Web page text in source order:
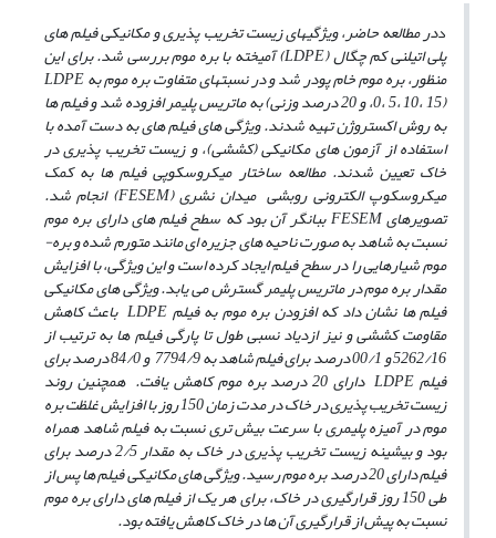
ددر مطالعه حاضر، ویژگی­های زیست ­تخریب ­پذیری و مکانیکی فیلم­ های
پلی ­اتیلنی کم چگال (LDPE) آمیخته با بره ­موم بررسی شد. برای این
منظور، بره ­موم خام پودر شد و در نسبت­های متفاوت بره­ موم به LDPE
(0، 5، 10، 15، و 20 درصد وزنی) به ماتریس پلیمر افزوده شد و فیلم­ ها
به روش اکستروژن تهیه شدند. ویژگی­ های فیلم­ های به­ دست آمده با
استفاده از آزمون­ های مکانیکی (کششی)، و زیست­ تخریب ­پذیری در
خاک تعیین شدند. مطالعه ساختار میکروسکوپی فیلم ­ها به کمک
میکروسکوپ الکترونی روبشی میدان نشری (FESEM) انجام شد.
تصویرهای FESEM ببانگر آن بود که سطح فیلم­ های دارای بره­ موم
نسبت به شاهد به صورت ناحیه­ های جزیره ­ای مانند متورم شده و بره­
موم شیارهایی را در سطح فیلم ایجاد کرده است و این ویژگی، با افزایش
مقدار بره ­موم در ماتریس پلیمر گسترش می ­یابد. ویژگی ­های مکانیکی
فیلم ­ها نشان داد که افزودن بره­ موم به فیلم LDPE باعث کاهش
مقاومت کششی و نیز ازدیاد نسبی طول تا پارگی فیلم ­ها به ترتیب از
5262/16 و 00/1 درصد برای فیلم شاهد به 7794/9 و 84/0 درصد برای
فیلم LDPE دارای 20 درصد بره ­موم کاهش یافت. همچنین روند
زیست ­تخریب­ پذیری در خاک در مدت زمان 150 روز با افزایش غلظت بره
­موم در آمیزه پلیمری با سرعت بیش­ تری نسبت به فیلم شاهد همراه
بود و بیشینه زیست ­تخریب­ پذیری در خاک به مقدار 2/5 درصد برای
فیلم دارای 20 درصد بره­ موم رسید. ویژگی­ های مکانیکی فیلم ­ها پس از
طی 150 روز قرار­گیری در خاک، برای هر یک از فیلم­ های دارای بره­ موم
نسبت به پیش از قرارگیری آن­ ها در خاک کاهش یافته بود.